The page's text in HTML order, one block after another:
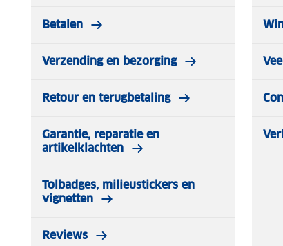
Betalen
Verzending en bezorging
Retour en terugbetaling
Garantie, reparatie en
artikelklachten
Tolbadges, milieustickers en
vignetten
Reviews